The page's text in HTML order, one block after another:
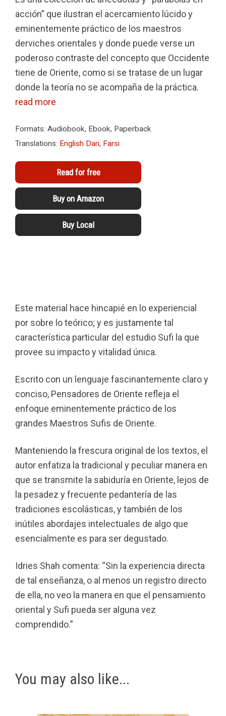
acción” que ilustran el acercamiento lúcido y
eminentemente práctico de los maestros
derviches orientales y donde puede verse un
poderoso contraste del concepto que Occidente
tiene de Oriente, como si se tratase de un lugar
donde la teoría no se acompaña de la práctica.
read more
Formats: Audiobook, Ebook, Paperback
Translations: English Dari, Farsi
Read for free
Buy on Amazon
Buy Local
Este material hace hincapié en lo experiencial
por sobre lo teórico; y es justamente tal
característica particular del estudio Sufi la que
provee su impacto y vitalidad única.
Escrito con un lenguaje fascinantemente claro y
conciso, Pensadores de Oriente refleja el
enfoque eminentemente práctico de los
grandes Maestros Sufis de Oriente.
Manteniendo la frescura original de los textos, el
autor enfatiza la tradicional y peculiar manera en
que se transmite la sabiduría en Oriente, lejos de
la pesadez y frecuente pedantería de las
tradiciones escolásticas, y también de los
inútiles abordajes intelectuales de algo que
esencialmente es para ser degustado.
Idries Shah comenta: “Sin la experiencia directa
de tal enseñanza, o al menos un registro directo
de ella, no veo la manera en que el pensamiento
oriental y Sufi pueda ser alguna vez
comprendido.”
You may also like...